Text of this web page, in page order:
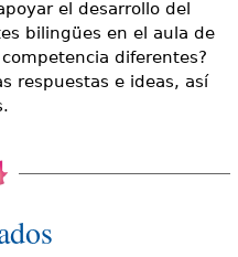
el desarrollo del
bilingües en el aula de
diferentes?
respuestas e ideas, así